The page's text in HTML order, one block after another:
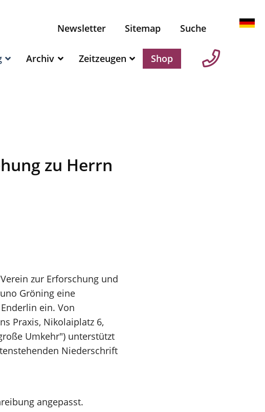
Newsletter Sitemap Suche
Archiv Zeitzeugen Shop
zu Herrn
zur Erforschung und
Gröning eine
ein. Von
Praxis, Nikolaiplatz 6,
Umkehr") unterstützt
Niederschrift
angepasst.